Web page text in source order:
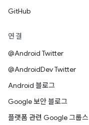
GitHub
연결
@Android Twitter
@AndroidDev Twitter
Android 블로그
Google 보안 블로그
플랫폼 관련 Google 그룹스